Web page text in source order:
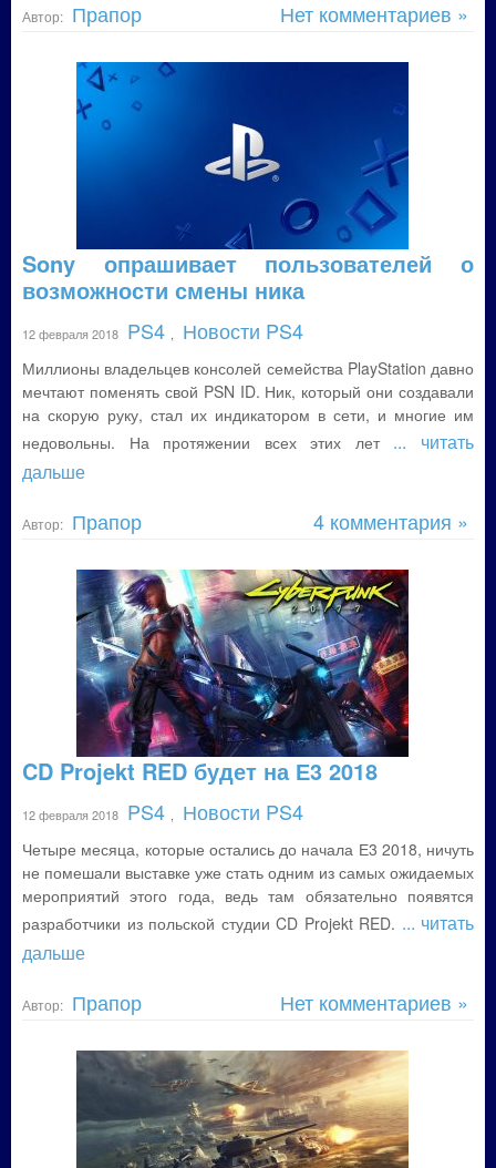
Автор: Прапор Нет комментариев »
Sony опрашивает пользователей о
возможности смены ника
12 февраля 2018 PS4 Новости PS4
Миллионы владельцев консолей семейства PlayStation давно
мечтают поменять свой PSN ID. Ник, который они создавали
на скорую руку, стал их индикатором в сети, и многие им
недовольны. На протяжении всех этих лет... читать
дальше
Автор: Прапор 4 комментария »
CD Projekt RED будет на Е3 2018
12 февраля 2018 PS4 Новости PS4
Четыре месяца, которые остались до начала Е3 2018, ничуть
не помешали выставке уже стать одним из самых ожидаемых
мероприятий этого года, ведь там обязательно появятся
разработчики из польской студии CD Projekt RED. ... читать
дальше
Автор: Прапор Нет комментариев »